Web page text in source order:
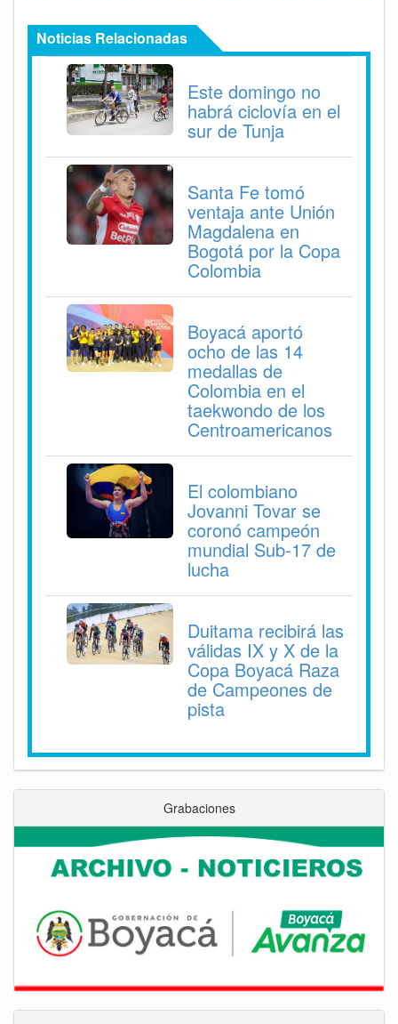
Noticias Relacionadas
Este domingo no
habrá ciclovía en el
sur de Tunja
Santa Fe tomó
ventaja ante Unión
Magdalena en
Bogotá por la Copa
Colombia
Boyacá aportó
ocho de las 14
medallas de
Colombia en el
taekwondo de los
Centroamericanos
El colombiano
Jovanni Tovar se
coronó campeón
mundial Sub-17 de
lucha
Duitama recibirá las
válidas IX y X de la
Copa Boyacá Raza
de Campeones de
pista
Grabaciones